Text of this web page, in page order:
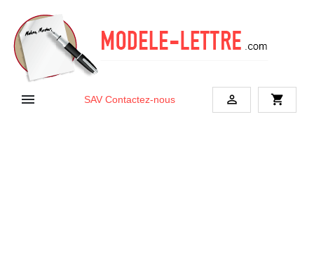
 SAV Contactez-nous  shopping_cart